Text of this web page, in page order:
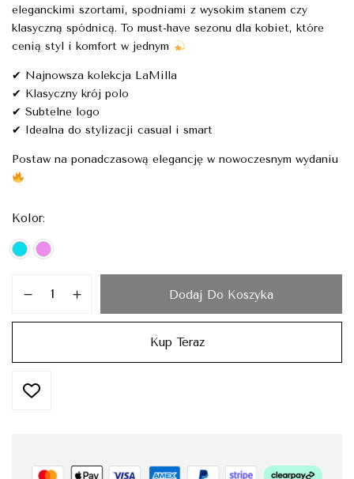
eleganckimi szortami, spodniami z wysokim stanem czy
klasyczną spódnicą. To must-have sezonu dla kobiet, które
cenią styl i komfort w jednym
✔ Najnowsza kolekcja LaMilla
✔ Klasyczny krój polo
✔ Subtelne logo
✔ Idealna do stylizacji casual i smart
Postaw na ponadczasową elegancję w nowoczesnym wydaniu
Kolor
Dodaj Do Koszyka
Kup Teraz